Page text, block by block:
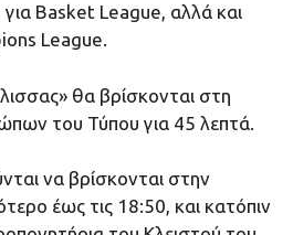
Basket League, αλλά και
League.
θα βρίσκονται στη
του Τύπου για 45 λεπτά.
να βρίσκονται στην
έως τις 18:50, και κατόπιν